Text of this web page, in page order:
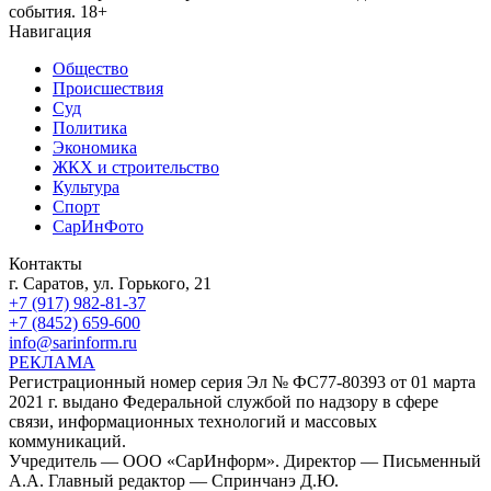
события. 18+
Навигация
Общество
Происшествия
Суд
Политика
Экономика
ЖКХ и строительство
Культура
Спорт
СарИнФото
Контакты
г. Саратов, ул. Горького, 21
+7 (917) 982-81-37
+7 (8452) 659-600
info@sarinform.ru
РЕКЛАМА
Регистрационный номер серия Эл № ФС77-80393 от 01 марта
2021 г. выдано Федеральной службой по надзору в сфере
связи, информационных технологий и массовых
коммуникаций.
Учредитель — ООО «СарИнформ». Директор — Письменный
А.А. Главный редактор — Спринчанэ Д.Ю.